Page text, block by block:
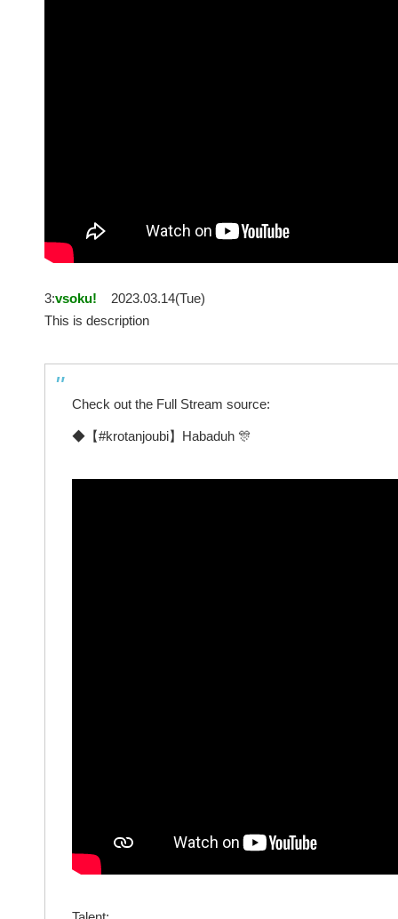
3:vsoku!
2023.03.14(Tue)
This is description
Check out the Full Stream source:
◆【#krotanjoubi】Habaduh 🎊